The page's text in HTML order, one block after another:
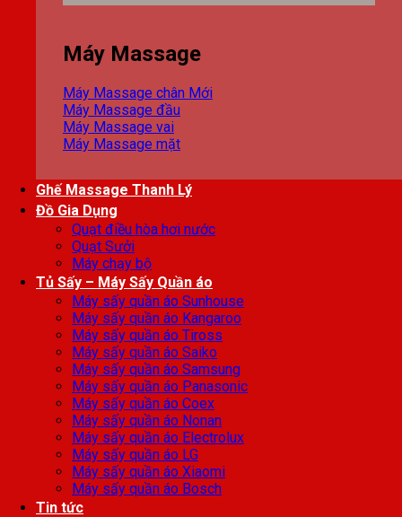
Máy Massage
Máy Massage chân
Máy Massage đầu
Máy Massage vai
Máy Massage mặt
Ghế Massage Thanh Lý
Đồ Gia Dụng
Quạt điều hòa hơi nước
Quạt Sưởi
Máy chạy bộ
Tủ Sấy – Máy Sấy Quần áo
Máy sấy quần áo Sunhouse
Máy sấy quần áo Kangaroo
Máy sấy quần áo Tiross
Máy sấy quần áo Saiko
Máy sấy quần áo Samsung
Máy sấy quần áo Panasonic
Máy sấy quần áo Coex
Máy sấy quần áo Nonan
Máy sấy quần áo Electrolux
Máy sấy quần áo LG
Máy sấy quần áo Xiaomi
Máy sấy quần áo Bosch
Tin tức